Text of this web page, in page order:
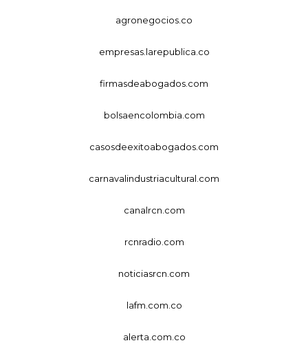
agronegocios.co
empresas.larepublica.co
firmasdeabogados.com
bolsaencolombia.com
casosdeexitoabogados.com
carnavalindustriacultural.com
canalrcn.com
rcnradio.com
noticiasrcn.com
lafm.com.co
alerta.com.co